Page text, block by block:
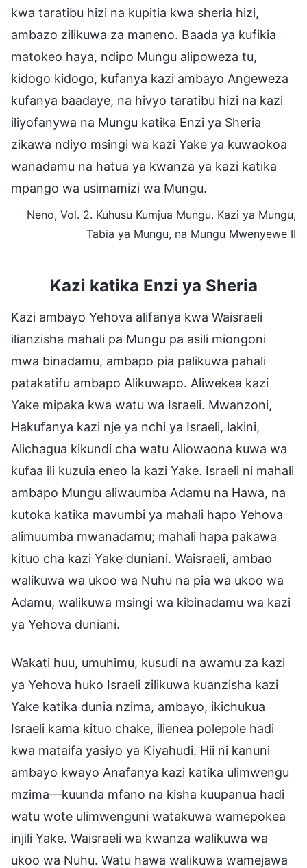
kwa taratibu hizi na kupitia kwa sheria hizi,
ambazo zilikuwa za maneno. Baada ya kufikia
matokeo haya, ndipo Mungu alipoweza tu,
kidogo kidogo, kufanya kazi ambayo Angeweza
kufanya baadaye, na hivyo taratibu hizi na kazi
iliyofanywa na Mungu katika Enzi ya Sheria
zikawa ndiyo msingi wa kazi Yake ya kuwaokoa
wanadamu na hatua ya kwanza ya kazi katika
mpango wa usimamizi wa Mungu.
Neno, Vol. 2. Kuhusu Kumjua Mungu. Kazi ya Mungu,
Tabia ya Mungu, na Mungu Mwenyewe II
Kazi katika Enzi ya Sheria
Kazi ambayo Yehova alifanya kwa Waisraeli
ilianzisha mahali pa Mungu pa asili miongoni
mwa binadamu, ambapo pia palikuwa pahali
patakatifu ambapo Alikuwapo. Aliwekea kazi
Yake mipaka kwa watu wa Israeli. Mwanzoni,
Hakufanya kazi nje ya nchi ya Israeli, lakini,
Alichagua kikundi cha watu Aliowaona kuwa wa
kufaa ili kuzuia eneo la kazi Yake. Israeli ni mahali
ambapo Mungu aliwaumba Adamu na Hawa, na
kutoka katika mavumbi ya mahali hapo Yehova
alimuumba mwanadamu; mahali hapa pakawa
kituo cha kazi Yake duniani. Waisraeli, ambao
walikuwa wa ukoo wa Nuhu na pia wa ukoo wa
Adamu, walikuwa msingi wa kibinadamu wa kazi
ya Yehova duniani.
Wakati huu, umuhimu, kusudi na awamu za kazi
ya Yehova huko Israeli zilikuwa kuanzisha kazi
Yake katika dunia nzima, ambayo, ikichukua
Israeli kama kituo chake, ilienea polepole hadi
kwa mataifa yasiyo ya Kiyahudi. Hii ni kanuni
ambayo kwayo Anafanya kazi katika ulimwengu
mzima—kuunda mfano na kisha kuupanua hadi
watu wote ulimwenguni watakuwa wamepokea
injili Yake. Waisraeli wa kwanza walikuwa wa
ukoo wa Nuhu. Watu hawa walikuwa wamejawa